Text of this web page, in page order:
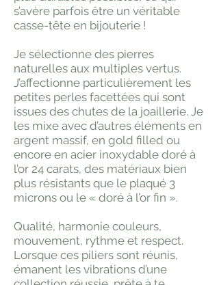
s’avère parfois être un véritable
casse-tête en bijouterie !
Je sélectionne des pierres
naturelles aux multiples vertus.
J’affectionne particulièrement les
petites perles facettées qui sont
issues des chutes de la joaillerie. Je
les mixe avec d’autres éléments en
argent massif, en gold filled ou
encore en acier inoxydable doré à
l’or 24 carats, des matériaux bien
plus résistants que le plaqué 3
microns ou le « doré à l’or fin ».
Qualité, harmonie couleurs,
mouvement, rythme et respect.
Lorsque ces piliers sont réunis,
émanent les vibrations d’une